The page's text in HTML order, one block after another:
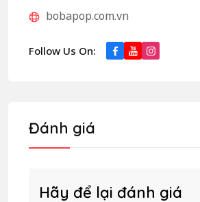
bobapop.com.vn
Follow Us On:
Đánh giá
Hãy để lại đánh giá